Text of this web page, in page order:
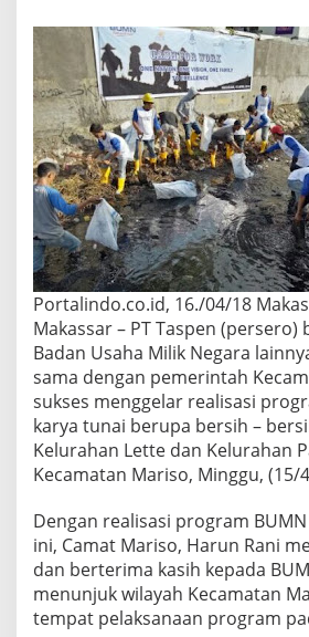
n
d
i
m
a
k
a
s
s
a
r
y
a
g
d
i
t
u
n
j
u
d
a
l
a
m
p
Portalindo.co.id, 16./04/18
Makassar – PT Taspen (persero)
Badan Usaha Milik Negara
sama dengan pemerintah
sukses menggelar realisasi
karya tunai berupa bersih –
Kelurahan Lette dan Kelurahan
Kecamatan Mariso, Minggu, (15/
Dengan realisasi program
ini, Camat Mariso, Harun Rani
dan berterima kasih kepada
menunjuk wilayah Kecamatan
tempat pelaksanaan program